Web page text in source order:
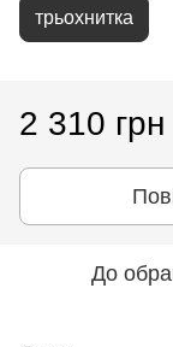
трьохнитка
2 310 грн
До